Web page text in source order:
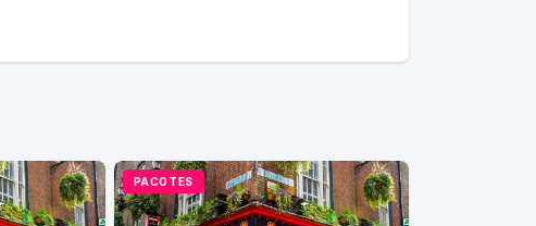
PACOTES